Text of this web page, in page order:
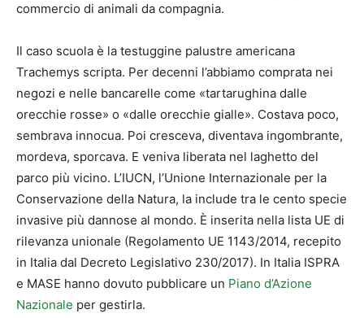
commercio di animali da compagnia.
Il caso scuola è la testuggine palustre americana
Trachemys scripta. Per decenni l’abbiamo comprata nei
negozi e nelle bancarelle come «tartarughina dalle
orecchie rosse» o «dalle orecchie gialle». Costava poco,
sembrava innocua. Poi cresceva, diventava ingombrante,
mordeva, sporcava. E veniva liberata nel laghetto del
parco più vicino. L’IUCN, l’Unione Internazionale per la
Conservazione della Natura, la include tra le cento specie
invasive più dannose al mondo. È inserita nella lista UE di
rilevanza unionale (Regolamento UE 1143/2014, recepito
in Italia dal Decreto Legislativo 230/2017). In Italia ISPRA
e MASE hanno dovuto pubblicare un Piano d’Azione
Nazionale per gestirla.